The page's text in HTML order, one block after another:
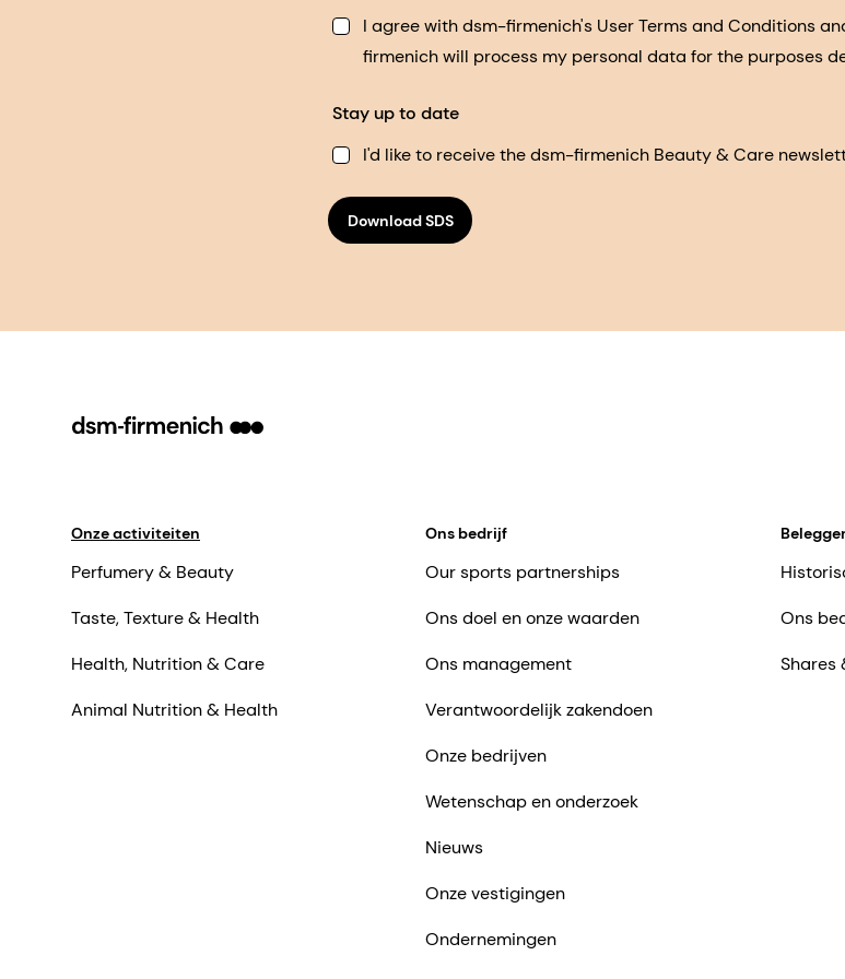
I agree with dsm-firmenich's User Terms and Conditions
firmenich will process my personal data for the purposes
Stay up to date
I'd like to receive the dsm-firmenich Beauty & Care
Download SDS
Onze activiteiten
Perfumery & Beauty
Taste, Texture & Health
Health, Nutrition & Care
Animal Nutrition & Health
Ons bedrijf
Our sports partnerships
Ons doel en onze waarden
Ons management
Verantwoordelijk zakendoen
Onze bedrijven
Wetenschap en onderzoek
Nieuws
Onze vestigingen
Ondernemingen
Ons
Shares